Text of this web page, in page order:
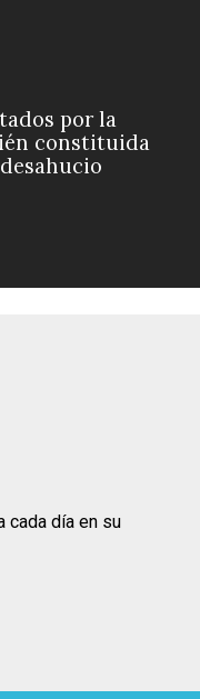
por la
constituida
cada día en su